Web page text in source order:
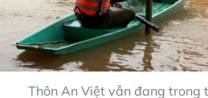
Thôn An Việt vẫn đang trong